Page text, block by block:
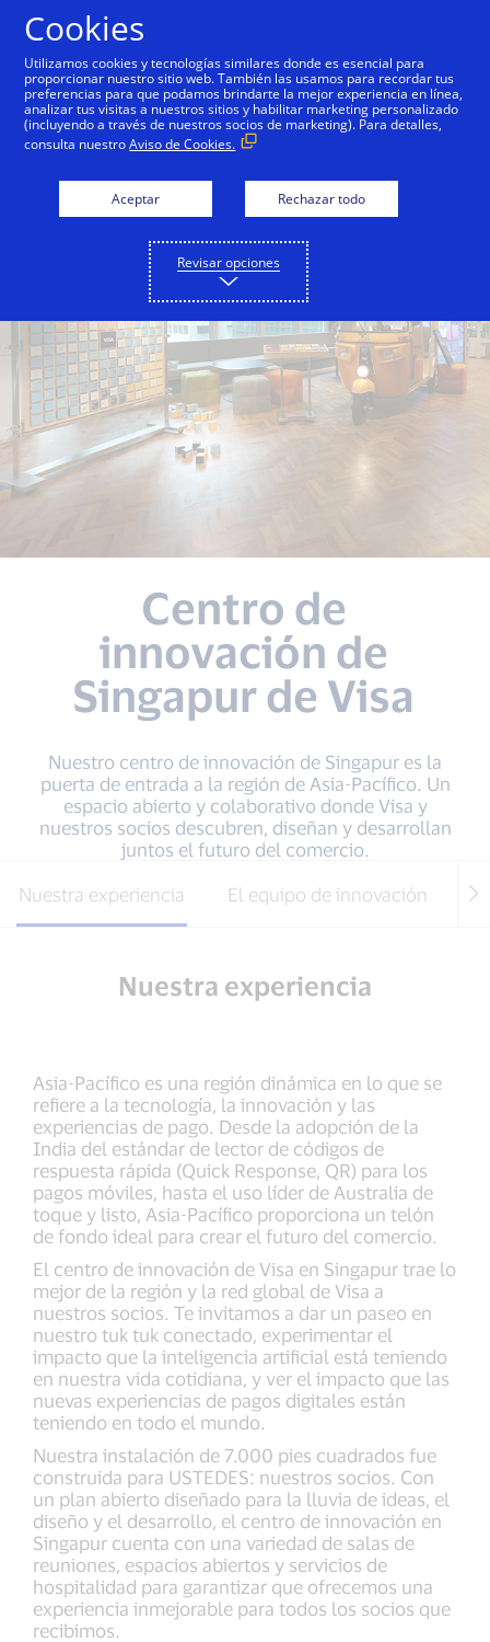
Centro de
innovación de
Singapur de Visa
Nuestro centro de innovación de Singapur es la
puerta de entrada a la región de Asia-Pacífico. Un
espacio abierto y colaborativo donde Visa y
nuestros socios descubren, diseñan y desarrollan
juntos el futuro del comercio.
Nuestra experiencia El equipo de innovación
Nuestra experiencia
Asia-Pacífico es una región dinámica en lo que se
refiere a la tecnología, la innovación y las
experiencias de pago. Desde la adopción de la
India del estándar de lector de códigos de
respuesta rápida (Quick Response, QR) para los
pagos móviles, hasta el uso líder de Australia de
toque y listo, Asia-Pacífico proporciona un telón
de fondo ideal para crear el futuro del comercio.
El centro de innovación de Visa en Singapur trae lo
mejor de la región y la red global de Visa a
nuestros socios. Te invitamos a dar un paseo en
nuestro tuk tuk conectado, experimentar el
impacto que la inteligencia artificial está teniendo
en nuestra vida cotidiana, y ver el impacto que las
nuevas experiencias de pagos digitales están
teniendo en todo el mundo.
Nuestra instalación de 7.000 pies cuadrados fue
construida para USTEDES: nuestros socios. Con
un plan abierto diseñado para la lluvia de ideas, el
diseño y el desarrollo, el centro de innovación en
Singapur cuenta con una variedad de salas de
reuniones, espacios abiertos y servicios de
hospitalidad para garantizar que ofrecemos una
experiencia inmejorable para todos los socios que
recibimos.
Cookies
Utilizamos cookies y tecnologías similares donde es esencial para
proporcionar nuestro sitio web. También las usamos para recordar tus
preferencias para que podamos brindarte la mejor experiencia en línea,
analizar tus visitas a nuestros sitios y habilitar marketing personalizado
(incluyendo a través de nuestros socios de marketing). Para detalles,
consulta nuestroAviso de Cookies.
Aceptar Rechazar todo
Revisar opciones